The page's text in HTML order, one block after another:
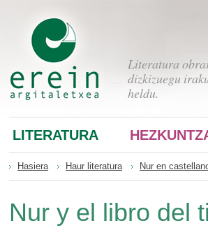
Literatura
dizkizuegu
heldu.
LITERATURA
Hasiera Haur literatura Nur en
Nur y el libro del